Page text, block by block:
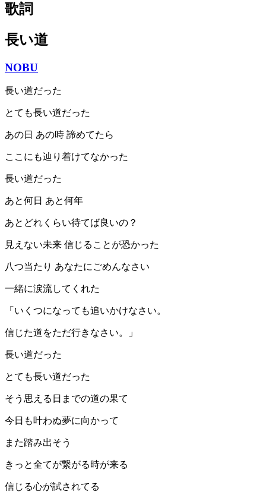
歌詞
長い道
NOBU
長い道だった
とても長い道だった
あの日 あの時 諦めてたら
ここにも辿り着けてなかった
長い道だった
あと何日 あと何年
あとどれくらい待てば良いの？
見えない未来 信じることが恐かった
八つ当たり あなたにごめんなさい
一緒に涙流してくれた
「いくつになっても追いかけなさい。
信じた道をただ行きなさい。」
長い道だった
とても長い道だった
そう思える日までの道の果て
今日も叶わぬ夢に向かって
また踏み出そう
きっと全てが繋がる時が来る
信じる心が試されてる